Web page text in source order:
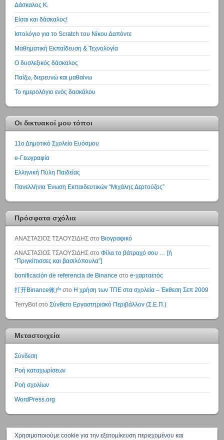
Δάσκαλος Κ.
Είσαι και δάσκαλος!
Ιστολόγιο για το Scratch του Νίκου Δαπόντε
Μαθηματική Εκπαίδευση & Τεχνολογία
Ο δυσλεξικός δάσκαλος
Παίζω, διερευνώ και μαθαίνω
Το ημερολόγιο ενός δασκάλου
Οι δικτυακοί μου τόποι
11ο Δημοτικό Σχολείο Ευόσμου
e-Γεωγραφία
Ελληνική Πύλη Παιδείας
Πανελλήνια Ένωση Εκπαιδευτικών “Μιχάλης Δερτούζος”
Πρόσφατα σχόλια
ΑΝΑΣΤΑΣΙΟΣ ΤΣΑΟΥΣΙΔΗΣ στο Βιογραφικό
ΑΝΑΣΤΑΣΙΟΣ ΤΣΑΟΥΣΙΔΗΣ στοΦίλα το βάτραχό σου … [ή
“Πριγκίπισσες και βασιλόπουλα”]
bonificación de referencia de Binance στοe-χαρταετός
打开Binance账户 στο Η χρήση των ΤΠΕ στα σχολεία – Έκθεση Σεπ 2009
TerryBot στοΣύνθετο Εργαστηριακό Περιβάλλον (Σ.Ε.Π.)
Μεταστοιχεία
Σύνδεση
Ροή καταχωρίσεων
Ροή σχολίων
WordPress.org
↑ Χρησιμοποιούμε cookie για την εξατομίκευση περιεχομένου και